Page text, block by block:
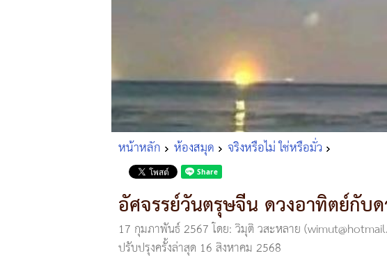
หน้าหลัก ห้องสมุด จริงหรือไม่ ใช่หรือมั่ว
อัศจรรย์วันตรุษจีน ดวงอาทิตย์กับ
17 กุมภาพันธ์ 2567โดย: วิมุติ วสะหลาย
ปรับปรุงครั้งล่าสุด 16 สิงหาคม 2568